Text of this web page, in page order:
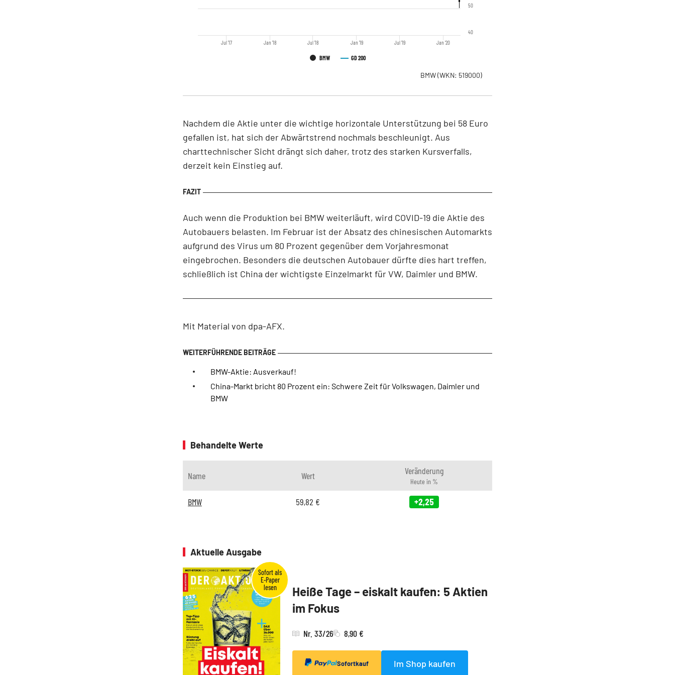
BMW GD 200
Jul '17 Jan '18 Jul '18 Jan '19 Jul '19 Jan '20
40
50
BMW(WKN: 519000)
Nachdem die Aktie unter die wichtige horizontale Unterstützung bei 58 Euro
gefallen ist, hat sich der Abwärtstrend nochmals beschleunigt. Aus
charttechnischer Sicht drängt sich daher, trotz des starken Kursverfalls,
derzeit kein Einstieg auf.
Auch wenn die Produktion bei BMW weiterläuft, wird COVID-19 die Aktie des
Autobauers belasten. Im Februar ist der Absatz des chinesischen Automarkts
aufgrund des Virus um 80 Prozent gegenüber dem Vorjahresmonat
eingebrochen. Besonders die deutschen Autobauer dürfte dies hart treffen,
schließlich ist China der wichtigste Einzelmarkt für VW, Daimler und BMW.
Mit Material von dpa-AFX.
BMW-Aktie: Ausverkauf!
China-Markt bricht 80 Prozent ein: Schwere Zeit für Volkswagen, Daimler und
BMW
Behandelte Werte
Name Wert Veränderung
Heute in %
BMW 59,82 € +2,25
Aktuelle Ausgabe
Heiße Tage – eiskalt kaufen: 5 Aktien
im Fokus
Nr. 33/26 8,90 €
Sofortkauf Im Shop kaufen